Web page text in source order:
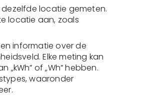
locatie gemeten.
locatie aan, zoals
informatie over de
Elke meting kan
of „Wh” hebben.
waaronder